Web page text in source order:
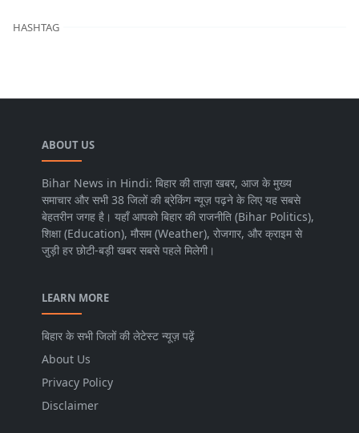
HASHTAG
ABOUT US
Bihar News in Hindi: बिहार की ताज़ा खबर, आज के मुख्य
समाचार और सभी 38 जिलों की ब्रेकिंग न्यूज़ पढ़ने के लिए यह सबसे
बेहतरीन जगह है। यहाँ आपको बिहार की राजनीति (Bihar Politics),
शिक्षा (Education), मौसम (Weather), रोजगार, और क्राइम से
जुड़ी हर छोटी-बड़ी खबर सबसे पहले मिलेगी।
LEARN MORE
बिहार के सभी जिलों की लेटेस्ट न्यूज़ पढ़ें
About Us
Privacy Policy
Disclaimer